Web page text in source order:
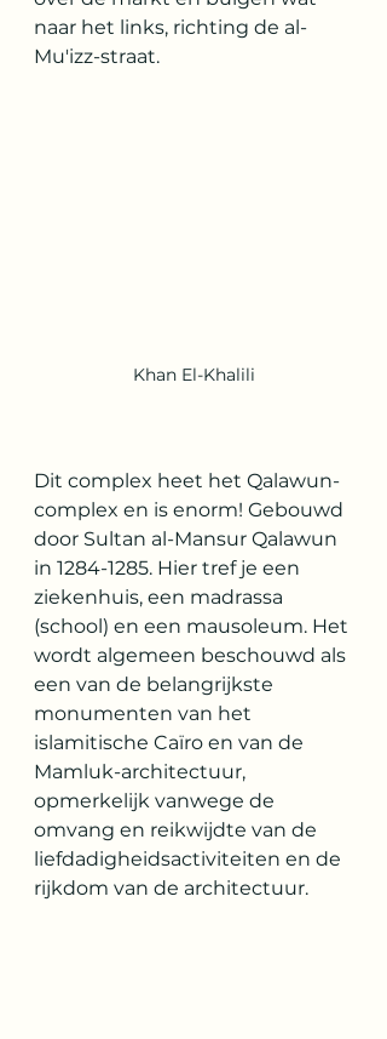
naar het links, richting de al-
Mu'izz-straat.
Khan El-Khalili
Dit complex heet het Qalawun-
complex en is enorm! Gebouwd
door Sultan al-Mansur Qalawun
in 1284-1285. Hier tref je een
ziekenhuis, een madrassa
(school) en een mausoleum. Het
wordt algemeen beschouwd als
een van de belangrijkste
monumenten van het
islamitische Caïro en van de
Mamluk-architectuur,
opmerkelijk vanwege de
omvang en reikwijdte van de
liefdadigheidsactiviteiten en de
rijkdom van de architectuur.